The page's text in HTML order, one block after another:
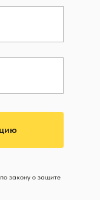
закону о защите